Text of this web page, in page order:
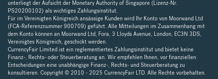
unterliegt der Aufsicht der Monetary Authority of Singapore (Lizenz-Nr.
PS20200102) als wichtiges Zahlungsinstitut.
Für im Vereinigten Königreich ansässige Kunden wird Ihr Konto von Moorwand Ltd
(FCA-Referenznummer 900709) geführt. Alle Mitteilungen im Zusammenhang mit
dem Konto können an Moorwand Ltd, Fora, 3 Lloyds Avenue, London, EC3N 3DS,
Vereinigtes Königreich, geschickt werden.
CurrencyFair Limited ist ein reglementiertes Zahlungsinstitut und bietet keine
Finanz-, Rechts- oder Steuerberatung an. Wir empfehlen Ihnen, vor finanziellen
Entscheidungen eine unabhängige Finanz-, Rechts- und Steuerberatung zu
konsultieren. Copyright © 2010 - 2025 CurrencyFair LTD. Alle Rechte vorbehalten.